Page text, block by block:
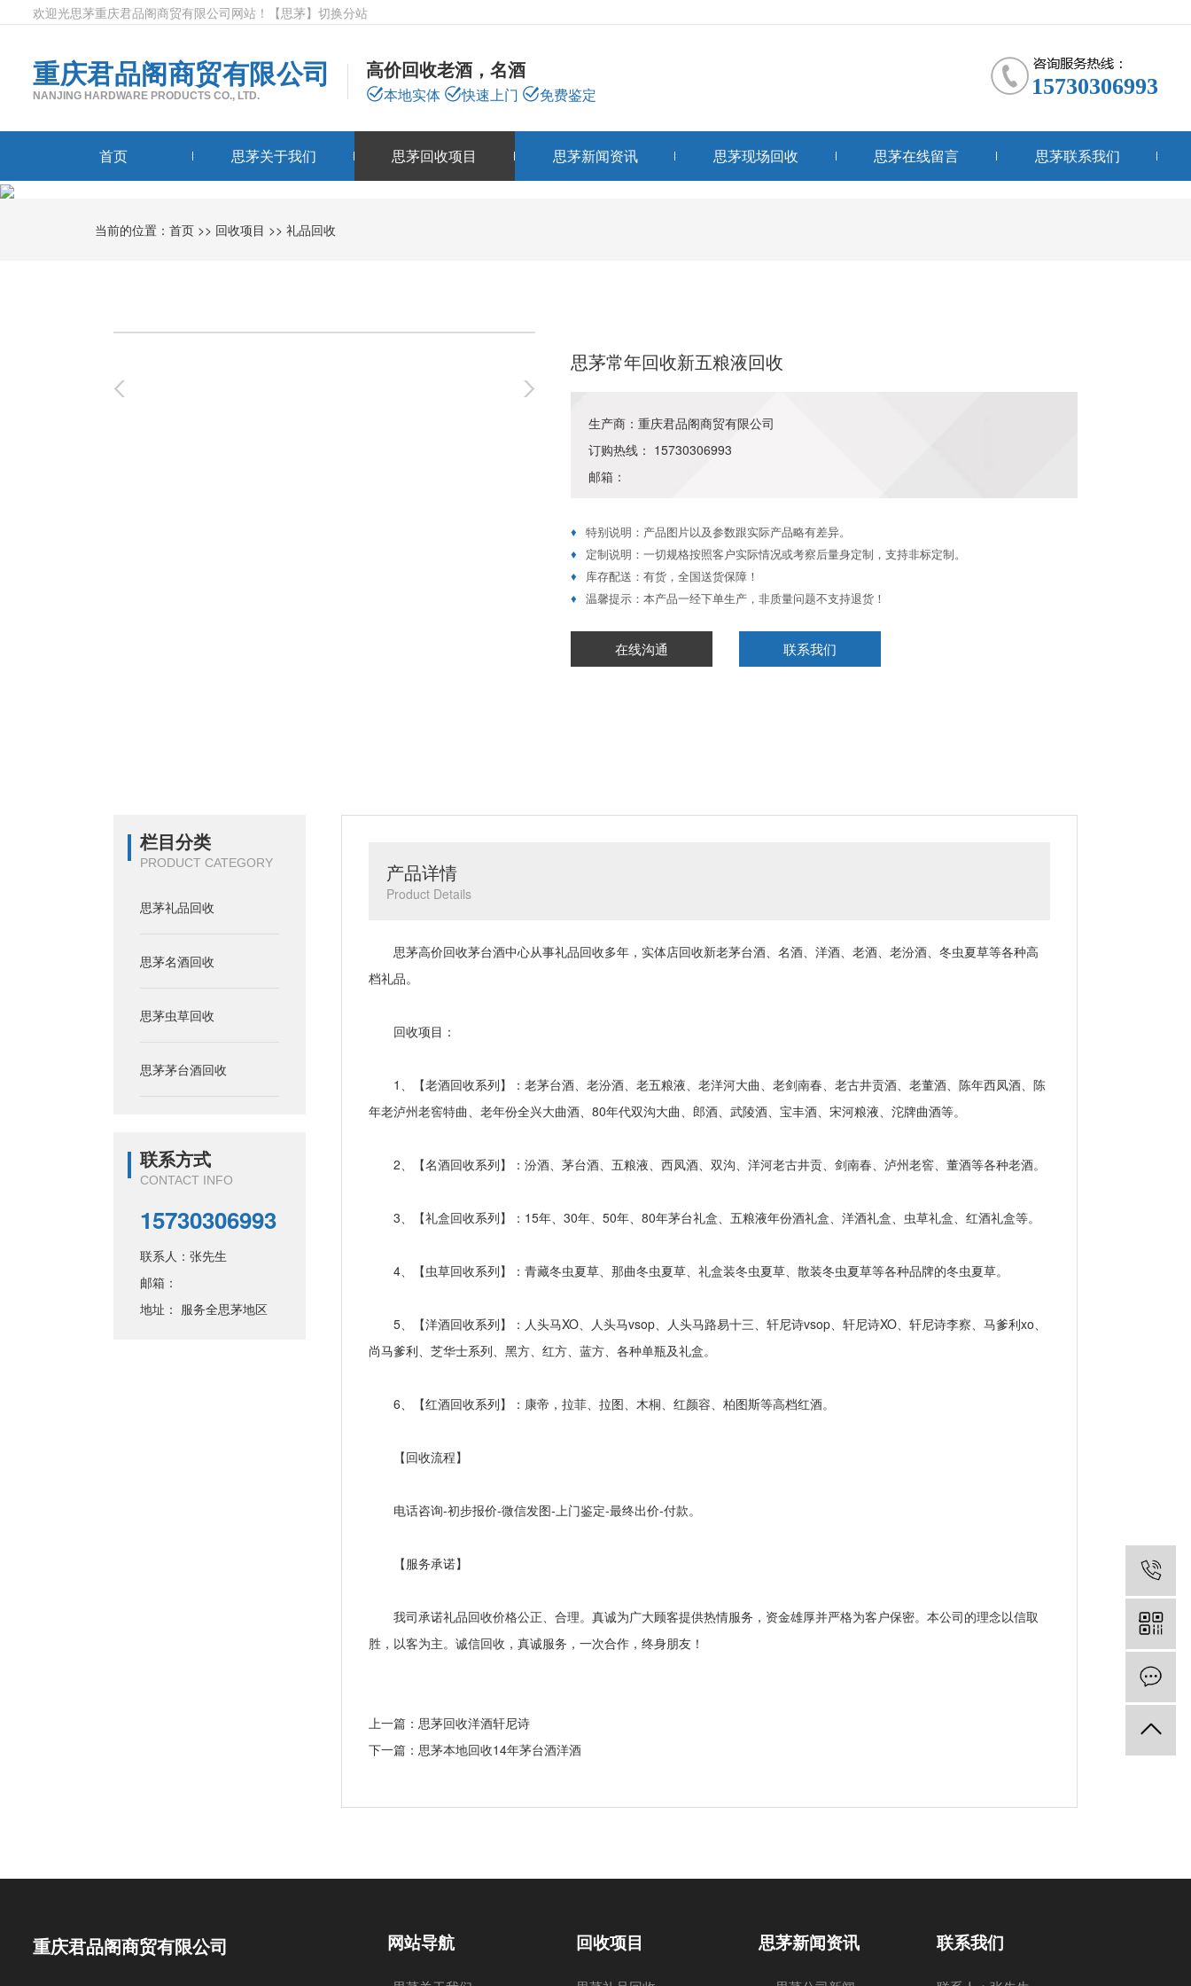
欢迎光思茅重庆君品阁商贸有限公司网站！ 【思茅】 切换分站
重庆君品阁商贸有限公司
NANJING HARDWARE PRODUCTS CO., LTD.
高价回收老酒，名酒
本地实体 快速上门 免费鉴定 15730306993
首页 思茅关于我们 思茅回收项目 思茅新闻资讯 思茅现场回收 思茅在线留言 思茅联系我们
当前的位置：首页 >> 回收项目 >>礼品回收
思茅常年回收新五粮液回收
生产商：重庆君品阁商贸有限公司
订购热线： 15730306993
邮箱：
♦ 特别说明：产品图片以及参数跟实际产品略有差异。
♦
定制说明：一切规格按照客户实际情况或考察后量身定制，支持非标定制。
♦
库存配送：有货，全国送货保障！
♦ 温馨提示：本产品一经下单生产，非质量问题不支持退货！
在线沟通 联系我们
栏目分类
PRODUCT CATEGORY
思茅礼品回收
思茅名酒回收
思茅虫草回收
思茅茅台酒回收
联系方式
CONTACT INFO
15730306993
联系人：张先生
邮箱：
地址： 服务全思茅地区
产品详情
Product Details
思茅高价回收茅台酒中心从事礼品回收多年，实体店回收新老茅台酒、名酒、洋酒、老酒、老汾酒、冬虫夏草等各种高
档礼品。
回收项目：
1、【老酒回收系列】：老茅台酒、老汾酒、老五粮液、老洋河大曲、老剑南春、老古井贡酒、老董酒、陈年西凤酒、陈
年老泸州老窖特曲、老年份全兴大曲酒、80年代双沟大曲、郎酒、武陵酒、宝丰酒、宋河粮液、沱牌曲酒等。
2、【名酒回收系列】：汾酒、茅台酒、五粮液、西凤酒、双沟、洋河老古井贡、剑南春、泸州老窖、董酒等各种老酒。
3、【礼盒回收系列】：15年、30年、50年、80年茅台礼盒、五粮液年份酒礼盒、洋酒礼盒、虫草礼盒、红酒礼盒等。
4、【虫草回收系列】：青藏冬虫夏草、那曲冬虫夏草、礼盒装冬虫夏草、散装冬虫夏草等各种品牌的冬虫夏草。
5、【洋酒回收系列】：人头马XO、人头马vsop、人头马路易十三、轩尼诗vsop、轩尼诗XO、轩尼诗李察、马爹利xo、
尚马爹利、芝华士系列、黑方、红方、蓝方、各种单瓶及礼盒。
6、【红酒回收系列】：康帝，拉菲、拉图、木桐、红颜容、柏图斯等高档红酒。
【回收流程】
电话咨询-初步报价-微信发图-上门鉴定-最终出价-付款。
【服务承诺】
我司承诺礼品回收价格公正、合理。真诚为广大顾客提供热情服务，资金雄厚并严格为客户保密。本公司的理念以信取
胜，以客为主。诚信回收，真诚服务，一次合作，终身朋友！
上一篇：思茅回收洋酒轩尼诗
下一篇：思茅本地回收14年茅台酒洋酒
重庆君品阁商贸有限公司 网站导航 回收项目 思茅新闻资讯 联系我们